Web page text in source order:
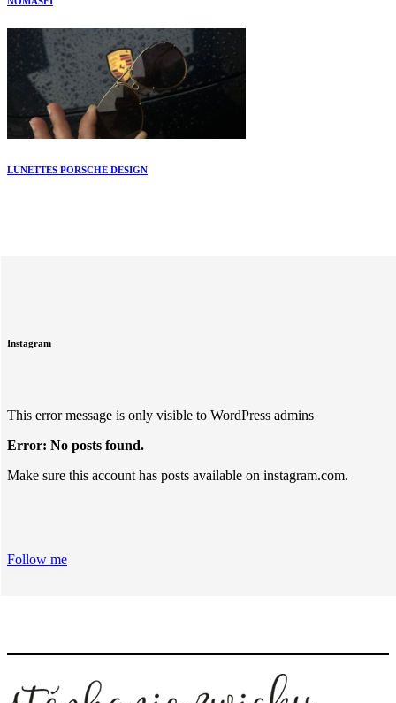
LUNETTES PORSCHE DESIGN
Instagram
This error message is only visible to WordPress admins
Error: No posts found.
Make sure this account has posts available on instagram.com.
Follow me